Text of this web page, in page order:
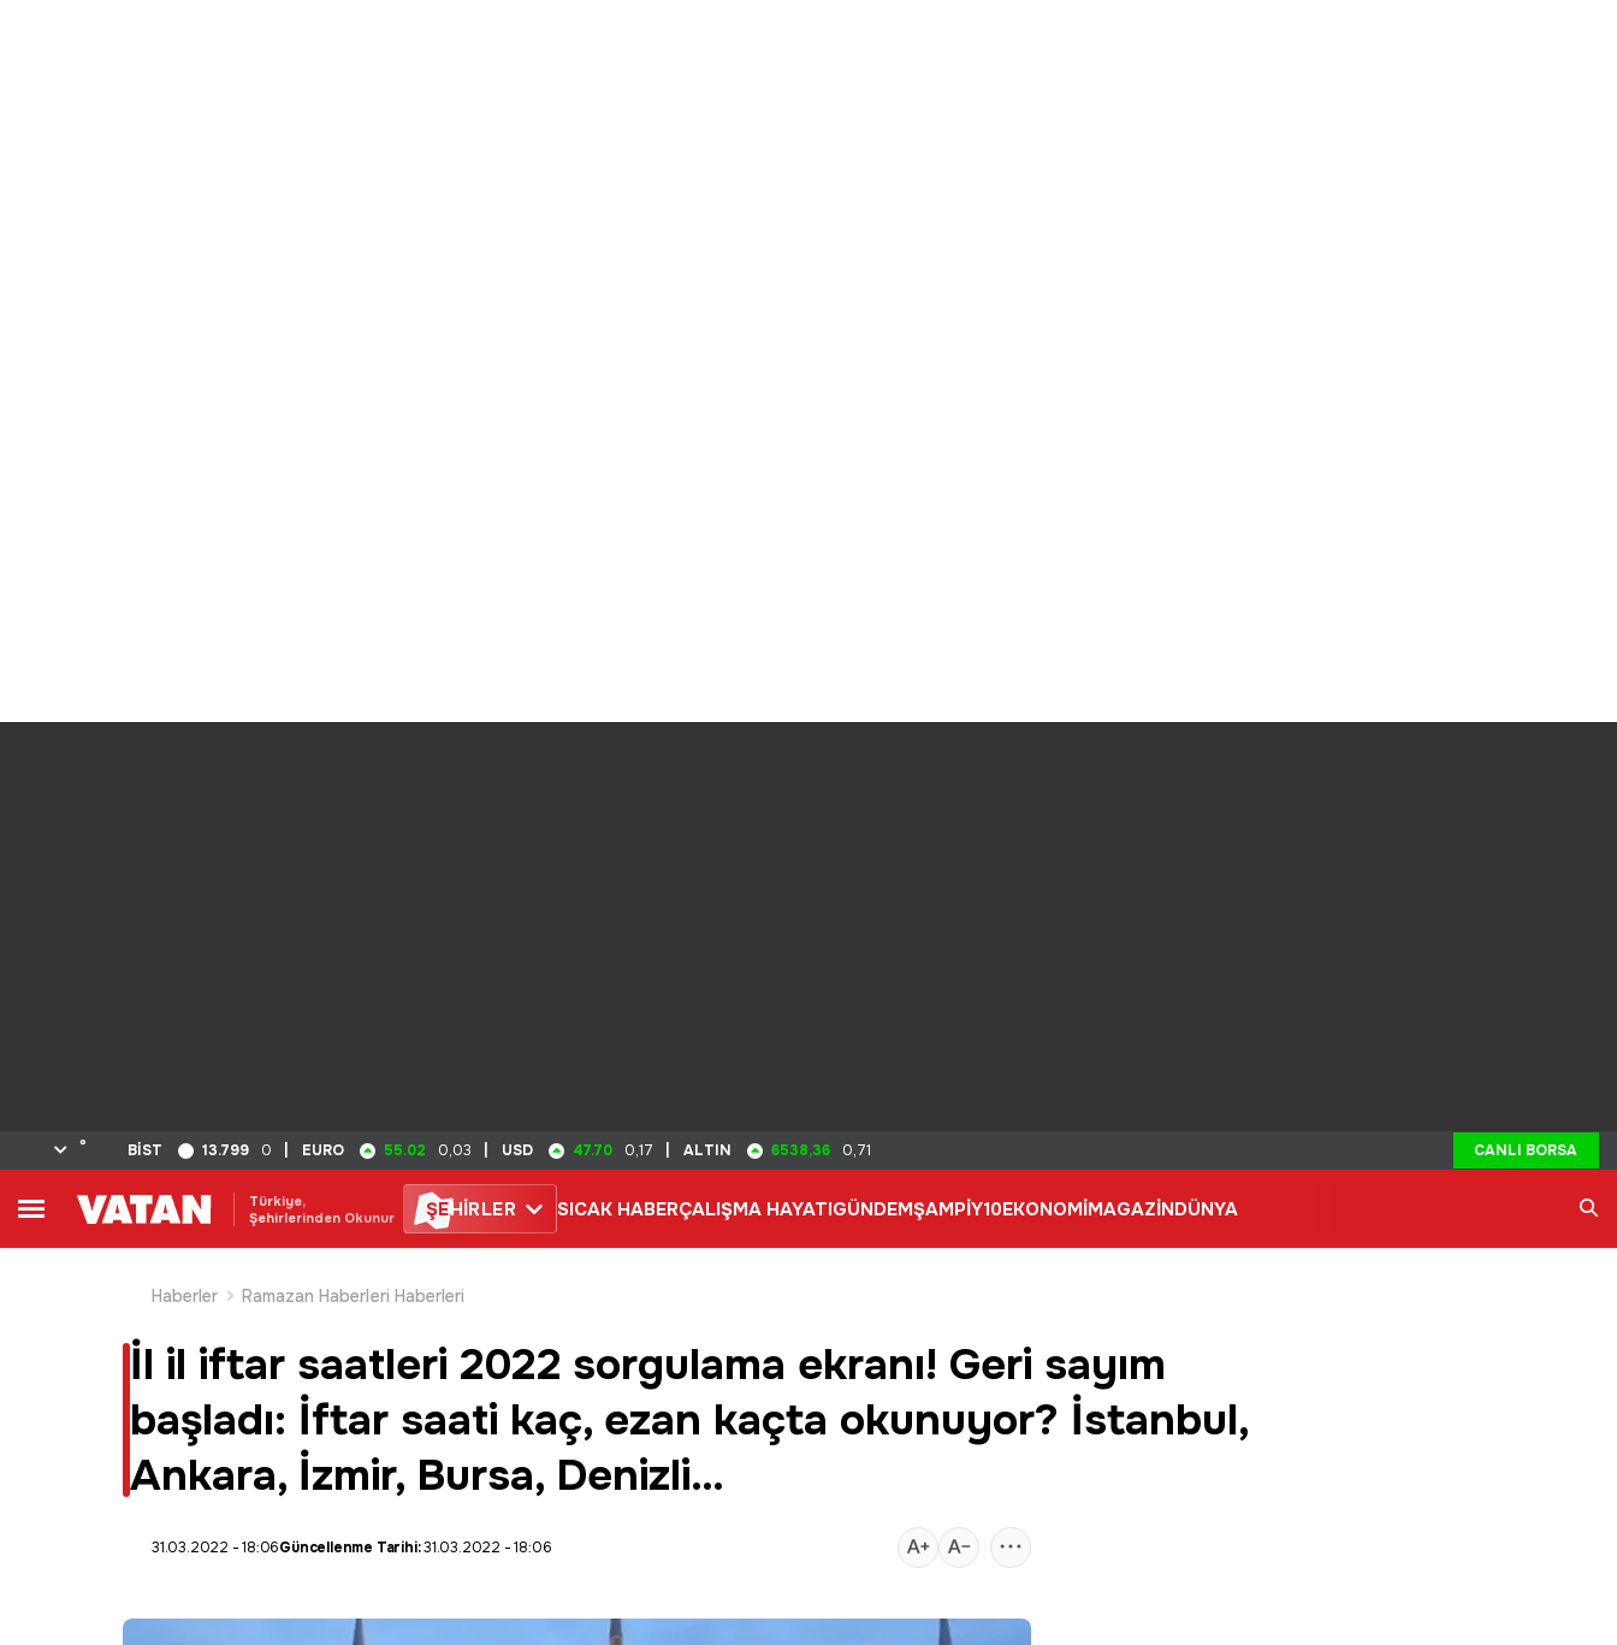
° BİST 13.799 0 EURO 55.02 0,03 USD 47.70 0,17 ALTIN 6538,36 0,71 CANLI BORSA
Türkiye,
Şehirlerinden Okunur
ŞEHİRLER SICAK HABERÇALIŞMA HAYATIGÜNDEMŞAMPİY10EKONOMİMAGAZİNDÜNYA
Haberler
Ramazan Haberleri Haberleri
İl il iftar saatleri 2022 sorgulama ekranı! Geri sayım
başladı: İftar saati kaç, ezan kaçta okunuyor? İstanbul,
Ankara, İzmir, Bursa, Denizli…
31.03.2022 - 18:06Güncellenme Tarihi:31.03.2022 - 18:06